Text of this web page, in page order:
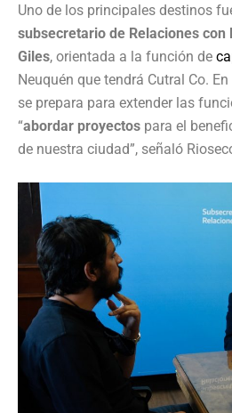
Uno de los principales destinos
subsecretario de Relaciones con
Giles, orientada a la función de
Neuquén que tendrá Cutral Co.
se prepara para extender las
“abordar proyectos para el
de nuestra ciudad”, señaló